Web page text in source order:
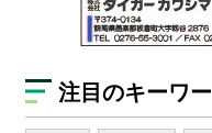
注目のキーワ